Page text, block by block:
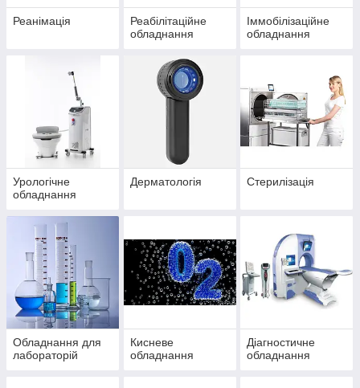
Реанімація
Реабілітаційне
обладнання
Іммобілізаційне
обладнання
Урологічне
обладнання
Дерматологія Стерилізація
Обладнання для
лабораторій
Кисневе
обладнання
Діагностичне
обладнання